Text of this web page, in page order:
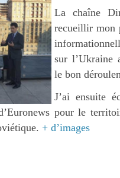
La chaîne
recueillir mon
sur l’Ukraine
le bon
J’ai ensuite
pour le
+ d’images